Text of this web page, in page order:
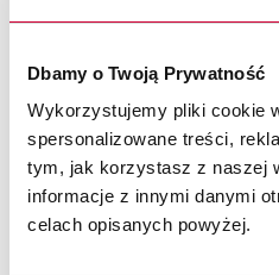
Dbamy o Twoją Prywatność
Wykorzystujemy pliki cookie
spersonalizowane treści,
tym, jak korzystasz z naszej
informacje z innymi danymi
celach opisanych powyżej.